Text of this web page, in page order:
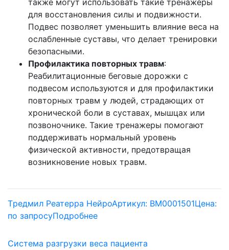
также могут использовать такие тренажеры
для восстановления силы и подвижности.
Подвес позволяет уменьшить влияние веса на
ослабленные суставы, что делает тренировки
безопасными.
Профилактика повторных травм:
Реабилитационные беговые дорожки с
подвесом используются и для профилактики
повторных травм у людей, страдающих от
хронической боли в суставах, мышцах или
позвоночнике. Такие тренажеры помогают
поддерживать нормальный уровень
физической активности, предотвращая
возникновение новых травм.
Tредмил Реатерра НейроАртикул: BM0001501Цена:
по запросуПодробнее
Система разгрузки веса пациента